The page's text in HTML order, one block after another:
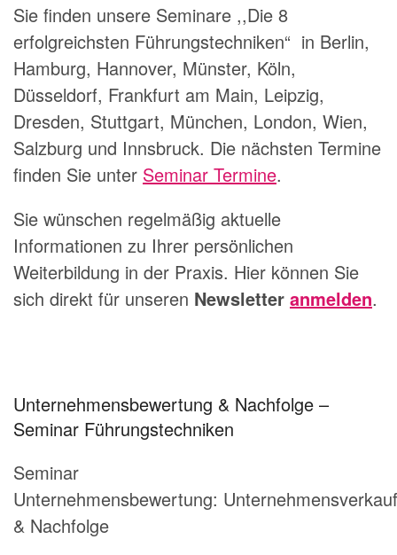
Sie finden unsere Seminare ,,Die 8
erfolgreichsten Führungstechniken“ in Berlin,
Hamburg, Hannover, Münster, Köln,
Düsseldorf, Frankfurt am Main, Leipzig,
Dresden, Stuttgart, München, London, Wien,
Salzburg und Innsbruck. Die nächsten Termine
finden Sie unter Seminar Termine.
Sie wünschen regelmäßig aktuelle
Informationen zu Ihrer persönlichen
Weiterbildung in der Praxis. Hier können Sie
sich direkt für unseren Newsletter anmelden.
Unternehmensbewertung & Nachfolge –
Seminar Führungstechniken
Seminar
Unternehmensbewertung: Unternehmensverkauf
& Nachfolge